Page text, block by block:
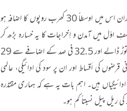
پاکستان پر اندرونی و بیرونی قرضوں کا حجم 410 کھرب روپے کے لگ بھگ ہوچکا ہے۔ ایک سال کے دوران اس میں اوسطاً 30 کھرب روپوں کا اضافہ ہو
ہمارے اخراجات میں مستقل اضافہ ہے۔ مالی سال 2021-22ء کے نصفِ اوّل میں آمدن و اِخراجات کا یہ خسارہ بڑھ کر
1800 ارب روپے تک جا پہنچا ہے۔ حال آںکہ اسی مدت کے دوران ٹیکس وصولی نے گزشتہ تمام ریکارڈ توڑ ڈالے اور 32.5 فی صد کے اضافے سے 29
کی اَقساط اور ان پر سود کی ادائیگی، عالمی
خوردنی اشیا کی درآمدات میں اضافہ اور کرونا ویکسین پر 1.4 ارب ڈالر کی ادائیگیاں ہیں۔ اہم بات یہ ہے کہ ہماری مقتدرہ
ریل پیل نسبتاً کم ہو۔